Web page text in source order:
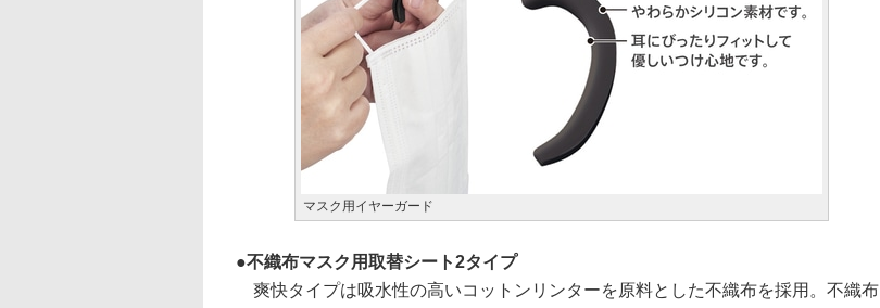
マスク用イヤーガード
不織布マスク用取替シート2タイプ
爽快タイプは吸水性の高いコットンリンターを原料とした不織布を採用。不織布